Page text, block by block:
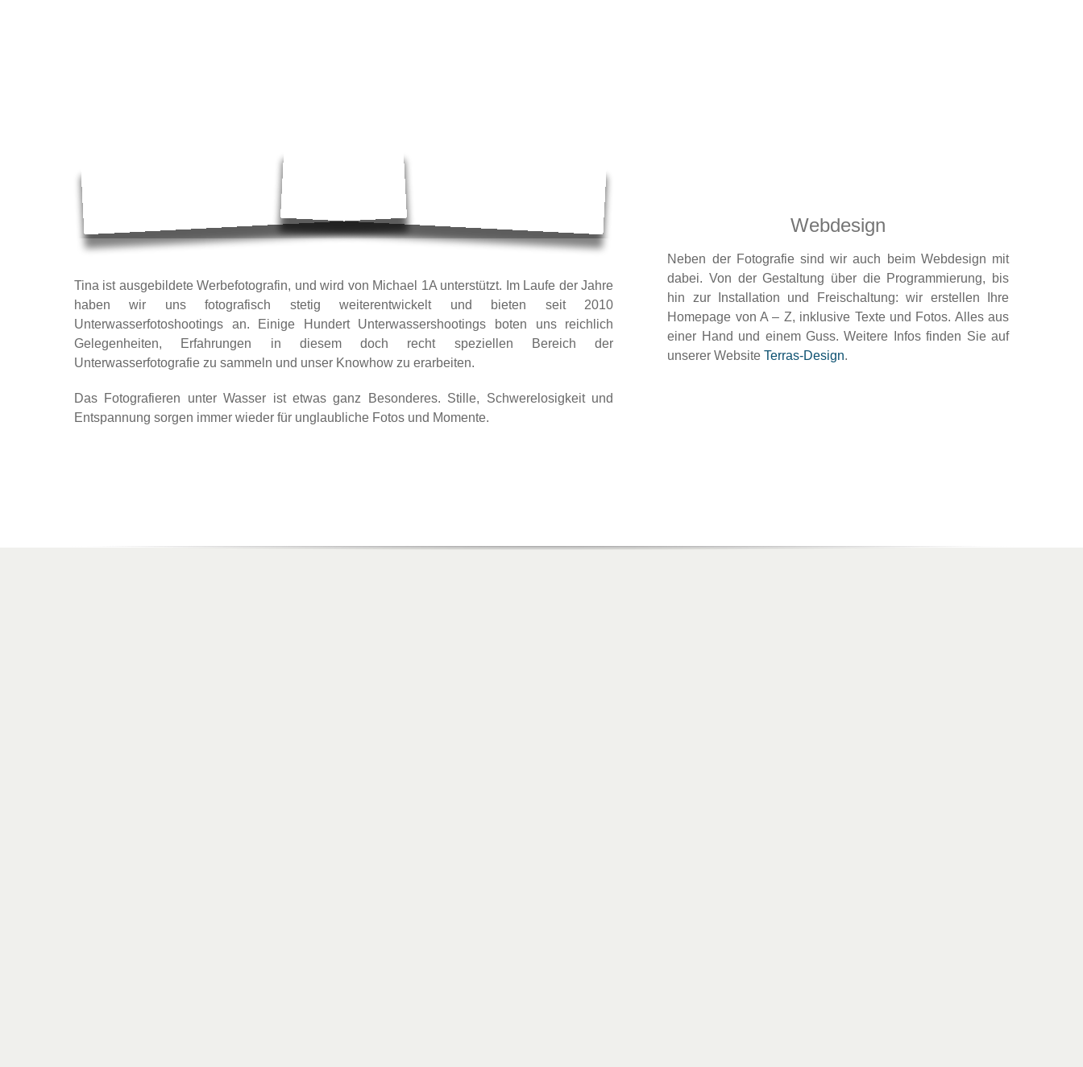
Tina ist ausgebildete Werbefotografin, und wird von Michael 1A unterstützt. Im Laufe der Jahre
haben wir uns fotografisch stetig weiterentwickelt und bieten seit 2010
Unterwasserfotoshootings an. Einige Hundert Unterwassershootings boten uns reichlich
Gelegenheiten, Erfahrungen in diesem doch recht speziellen Bereich der
Unterwasserfotografie zu sammeln und unser Knowhow zu erarbeiten.
Das Fotografieren unter Wasser ist etwas ganz Besonderes. Stille, Schwerelosigkeit und
Entspannung sorgen immer wieder für unglaubliche Fotos und Momente.
Webdesign
Neben der Fotografie sind wir auch beim Webdesign mit
dabei. Von der Gestaltung über die Programmierung, bis
hin zur Installation und Freischaltung: wir erstellen Ihre
Homepage von A – Z, inklusive Texte und Fotos. Alles aus
einer Hand und einem Guss. Weitere Infos finden Sie auf
unserer WebsiteTerras-Design.